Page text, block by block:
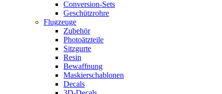
Conversion-Sets
Geschützrohre
Flugzeuge
Zubehör
Photoätzteile
Sitzgurte
Resin
Bewaffnung
Maskierschablonen
Decals